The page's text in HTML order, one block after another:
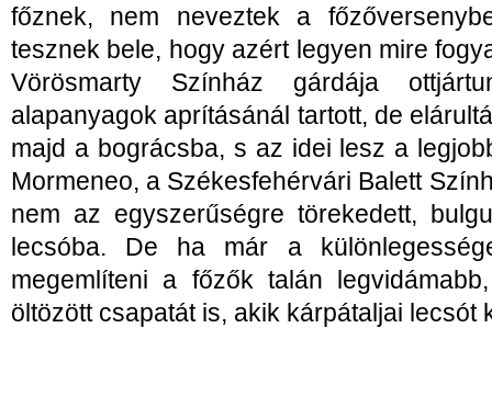
főznek, nem neveztek a
tesznek bele, hogy azért legyen mire
Vörösmarty Színház gárdája
alapanyagok aprításánál tartott, de
majd a bográcsba, s az idei lesz a
Mormeneo, a Székesfehérvári Balett
nem az egyszerűségre törekedett,
lecsóba. De ha már a
megemlíteni a főzők talán
öltözött csapatát is, akik kárpátaljai lecsót